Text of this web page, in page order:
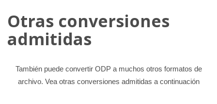
Otras conversiones
admitidas
También puede convertir ODP a muchos otros formatos de
archivo. Vea otras conversiones admitidas a continuación